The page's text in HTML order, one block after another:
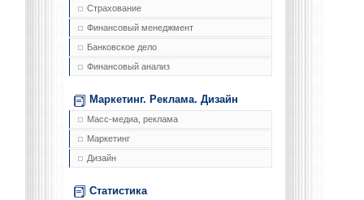
Страхование
Финансовый менеджмент
Банковское дело
Финансовый анализ
Маркетинг. Реклама. Дизайн
Масс-медиа, реклама
Маркетинг
Дизайн
Статистика